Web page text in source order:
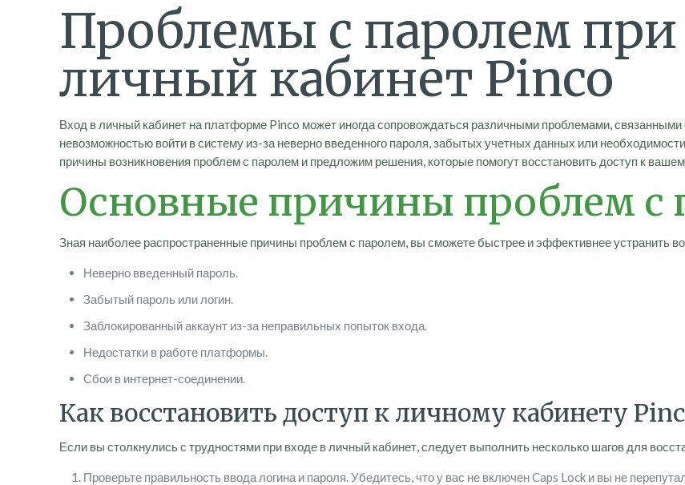
Проблемы с паролем при
личный кабинет Pinco
Вход в личный кабинет на платформе Pinco может иногда сопровождаться различными проблемами,
невозможностью войти в систему из-за неверно введенного пароля, забытых учетных данных или
причины возникновения проблем с паролем и предложим решения, которые помогут восстановить доступ к
Основные причины проблем с
Зная наиболее распространенные причины проблем с паролем, вы сможете быстрее и эффективнее устранить
Неверно введенный пароль.
Забытый пароль или логин.
Заблокированный аккаунт из-за неправильных попыток входа.
Недостатки в работе платформы.
Сбои в интернет-соединении.
Как восстановить доступ к личному кабинету
Если вы столкнулись с трудностями при входе в личный кабинет, следует выполнить несколько шагов для
Проверьте правильность ввода логина и пароля. Убедитесь, что у вас не включен Caps Lock и вы не